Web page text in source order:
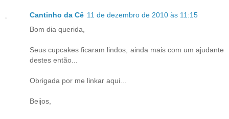
Cantinho da Cê 11 de dezembro de 2010 às 11:15
Bom dia querida,
Seus cupcakes ficaram lindos, ainda mais com um ajudante
destes então...
Obrigada por me linkar aqui...
Beijos,